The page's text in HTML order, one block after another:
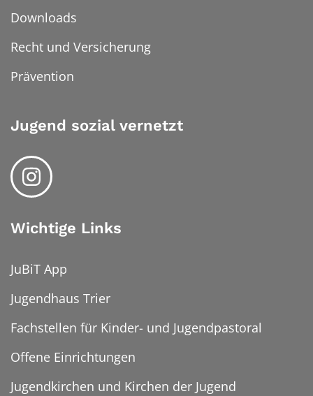
Downloads
Recht und Versicherung
Prävention
Jugend sozial vernetzt
Wichtige Links
JuBiT App
Jugendhaus Trier
Fachstellen für Kinder- und Jugendpastoral
Offene Einrichtungen
Jugendkirchen und Kirchen der Jugend